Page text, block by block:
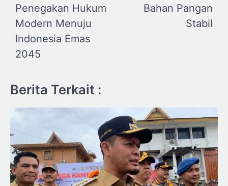
Penegakan Hukum
Modern Menuju
Indonesia Emas
2045
Bahan Pangan
Stabil
Berita Terkait :